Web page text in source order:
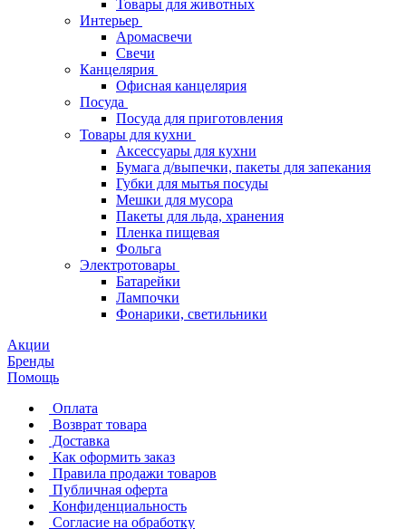
Товары для животных
Интерьер
Аромасвечи
Свечи
Канцелярия
Офисная канцелярия
Посуда
Посуда для приготовления
Товары для кухни
Аксессуары для кухни
Бумага д/выпечки, пакеты для запекания
Губки для мытья посуды
Мешки для мусора
Пакеты для льда, хранения
Пленка пищевая
Фольга
Электротовары
Батарейки
Лампочки
Фонарики, светильники
Акции
Бренды
Помощь
Оплата
Возврат товара
Доставка
Как оформить заказ
Правила продажи товаров
Публичная оферта
Конфиденциальность
Согласие на обработку